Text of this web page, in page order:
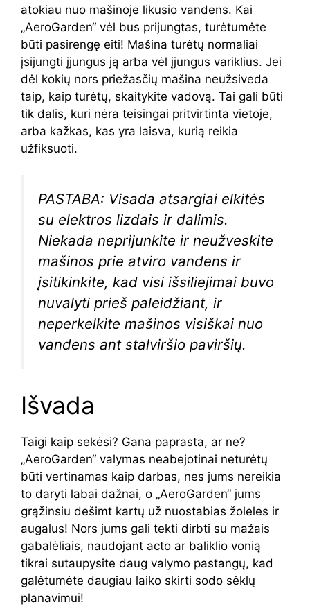
atokiau nuo mašinoje likusio vandens. Kai
„AeroGarden“ vėl bus prijungtas, turėtumėte
būti pasirengę eiti! Mašina turėtų normaliai
įsijungti įjungus ją arba vėl įjungus variklius. Jei
dėl kokių nors priežasčių mašina neužsiveda
taip, kaip turėtų, skaitykite vadovą. Tai gali būti
tik dalis, kuri nėra teisingai pritvirtinta vietoje,
arba kažkas, kas yra laisva, kurią reikia
užfiksuoti.
PASTABA: Visada atsargiai elkitės
su elektros lizdais ir dalimis.
Niekada neprijunkite ir neužveskite
mašinos prie atviro vandens ir
įsitikinkite, kad visi išsiliejimai buvo
nuvalyti prieš paleidžiant, ir
neperkelkite mašinos visiškai nuo
vandens ant stalviršio paviršių.
Išvada
Taigi kaip sekėsi? Gana paprasta, ar ne?
„AeroGarden“ valymas neabejotinai neturėtų
būti vertinamas kaip darbas, nes jums nereikia
to daryti labai dažnai, o „AeroGarden“ jums
grąžinsiu dešimt kartų už nuostabias žoleles ir
augalus! Nors jums gali tekti dirbti su mažais
gabalėliais, naudojant acto ar baliklio vonią
tikrai sutaupysite daug valymo pastangų, kad
galėtumėte daugiau laiko skirti sodo sėklų
planavimui!